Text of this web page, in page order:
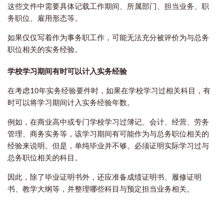
这些文件中需要具体记载工作期间、所属部门、担当业务、职
务职位、雇用形态等。
如果仅仅写着作为事务职工作，可能无法充分被评价为与总务
职位相关的实务经验。
学校学习期间有时可以计入实务经验
在考虑10年实务经验要件时，如果在学校学习过相关科目，有
时可以将学习期间计入实务经验年数。
例如，在商业高中或专门学校学习过簿记、会计、经营、劳务
管理、商务实务等，该学习期间有可能作为与总务职位相关的
经验来说明。但是，单纯毕业并不够。必须证明实际学习过与
总务职位相关的科目。
因此，除了毕业证明书外，还应准备成绩证明书、履修证明
书、教学大纲等，并整理哪些科目与预定担当业务相关。